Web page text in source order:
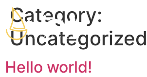
Category:
Uncategorized
Hello world!